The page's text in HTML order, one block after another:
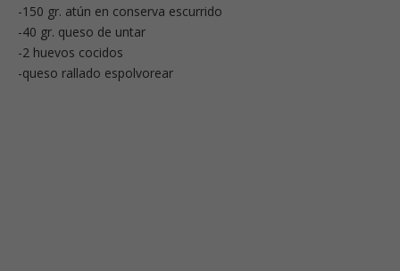
-150 gr. atún en conserva escurrido
-40 gr. queso de untar
-2 huevos cocidos
-queso rallado espolvorear